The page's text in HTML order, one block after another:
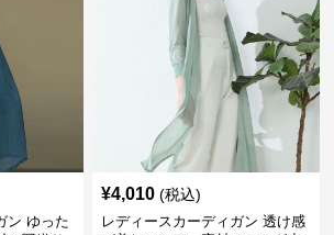
ン ゆった
¥4,010 (税込)
レディースカーディガン 透け感